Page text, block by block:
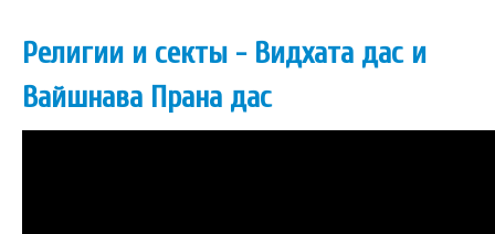
Религии и секты - Видхата дас и
Вайшнава Прана дас